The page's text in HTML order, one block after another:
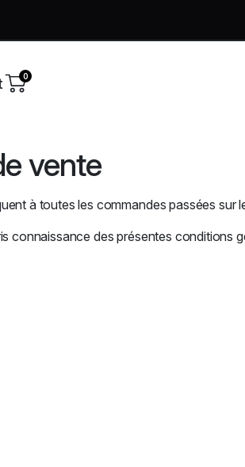
0
vente
à toutes les commandes passées sur
connaissance des présentes conditions